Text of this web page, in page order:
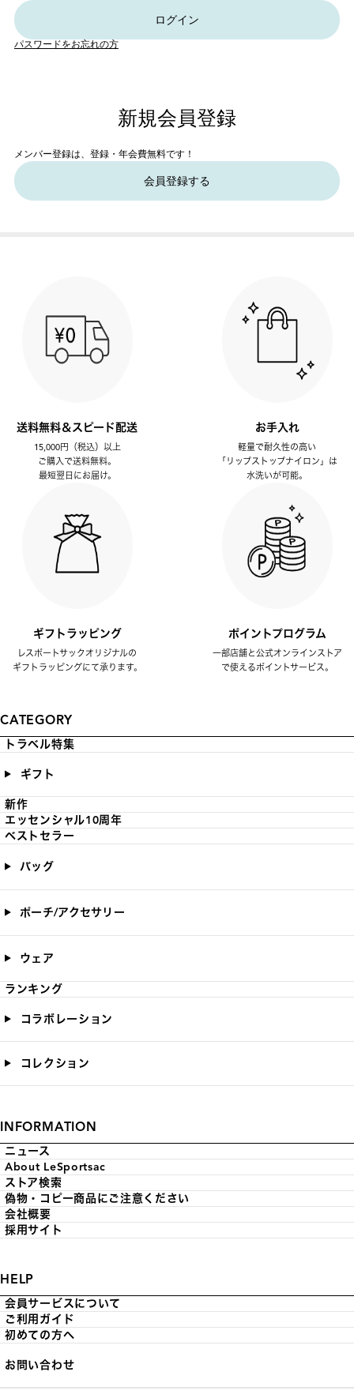
ログイン
パスワードをお忘れの方
新規会員登録
メンバー登録は、登録・年会費無料です！
会員登録する
送料無料＆スピード配送
15,000円（税込）以上
ご購入で送料無料。
最短翌日にお届け。
お手入れ
軽量で耐久性の高い
「リップストップナイロン」は
水洗いが可能。
ギフトラッピング
レスポートサックオリジナルの
ギフトラッピングにて承ります。
ポイントプログラム
一部店舗と公式オンラインストア
で使えるポイントサービス。
CATEGORY
トラベル特集
ギフト
新作
エッセンシャル10周年
ベストセラー
バッグ
ポーチ/アクセサリー
ウェア
ランキング
コラボレーション
コレクション
INFORMATION
ニュース
About LeSportsac
ストア検索
偽物・コピー商品にご注意ください
会社概要
採用サイト
HELP
会員サービスについて
ご利用ガイド
初めての方へ
お問い合わせ